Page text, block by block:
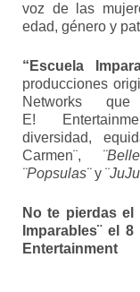
voz de las
edad, género y
“Escuela
producciones
Networks
E!
diversidad,
Carmen¨,
¨Popsulas¨y ¨
No te pierdas el
Imparables¨ el
Entertainment